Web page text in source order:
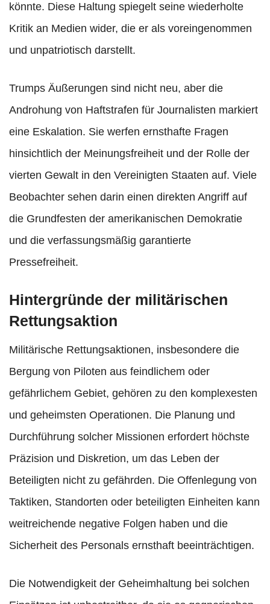
könnte. Diese Haltung spiegelt seine wiederholte
Kritik an Medien wider, die er als voreingenommen
und unpatriotisch darstellt.
Trumps Äußerungen sind nicht neu, aber die
Androhung von Haftstrafen für Journalisten markiert
eine Eskalation. Sie werfen ernsthafte Fragen
hinsichtlich der Meinungsfreiheit und der Rolle der
vierten Gewalt in den Vereinigten Staaten auf. Viele
Beobachter sehen darin einen direkten Angriff auf
die Grundfesten der amerikanischen Demokratie
und die verfassungsmäßig garantierte
Pressefreiheit.
Hintergründe der militärischen
Rettungsaktion
Militärische Rettungsaktionen, insbesondere die
Bergung von Piloten aus feindlichem oder
gefährlichem Gebiet, gehören zu den komplexesten
und geheimsten Operationen. Die Planung und
Durchführung solcher Missionen erfordert höchste
Präzision und Diskretion, um das Leben der
Beteiligten nicht zu gefährden. Die Offenlegung von
Taktiken, Standorten oder beteiligten Einheiten kann
weitreichende negative Folgen haben und die
Sicherheit des Personals ernsthaft beeinträchtigen.
Die Notwendigkeit der Geheimhaltung bei solchen